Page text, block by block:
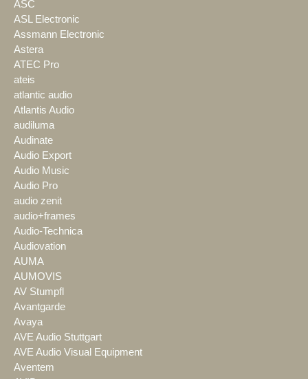
ASC
ASL Electronic
Assmann Electronic
Astera
ATEC Pro
ateis
atlantic audio
Atlantis Audio
audiluma
Audinate
Audio Export
Audio Music
Audio Pro
audio zenit
audio+frames
Audio-Technica
Audiovation
AUMA
AUMOVIS
AV Stumpfl
Avantgarde
Avaya
AVE Audio Stuttgart
AVE Audio Visual Equipment
Aventem